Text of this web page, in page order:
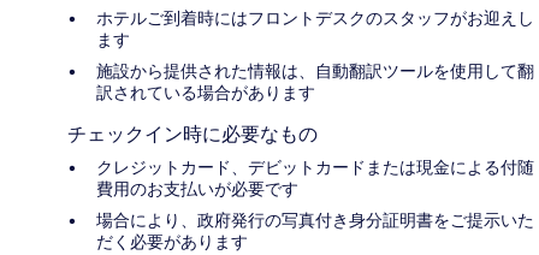
ホテルご到着時にはフロントデスクのスタッフがお迎えし
ます
施設から提供された情報は、自動翻訳ツールを使用して翻
訳されている場合があります
チェックイン時に必要なもの
クレジットカード、デビットカードまたは現金による付随
費用のお支払いが必要です
場合により、政府発行の写真付き身分証明書をご提示いた
だく必要があります